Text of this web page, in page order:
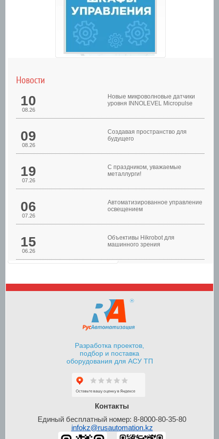
Шкафы управления
Шкафы контроля и
Новости
10
08.26
Новые микроволновые датчики
уровня INNOLEVEL Micropulse
09
08.26
Создавая пространство для
будущего
19
07.26
С праздником, уважаемые
металлурги!
06
07.26
Автоматизированное управление
освещением
15
06.26
Объективы Hikrobot для
машинного зрения
Разработка проектов,
подбор и поставка
оборудования для АСУ ТП
Контакты
Единый бесплатный номер: 8-8000-80-35-80
infokz@rusautomation.kz